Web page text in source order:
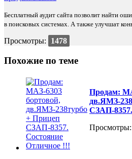
Бесплатный аудит сайта позволит найти
в поисковых системах. А также улучшат
Просмотры: 1478
Похожие по теме
Продам:
дв.ЯМЗ-
СЗАП-
Просмотры: